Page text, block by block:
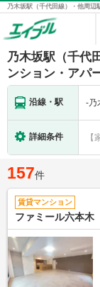
乃木坂駅（千代
ンション・アパ
沿線・駅 -乃
詳細条件 【
157件
賃貸マンション
ファミール六本木